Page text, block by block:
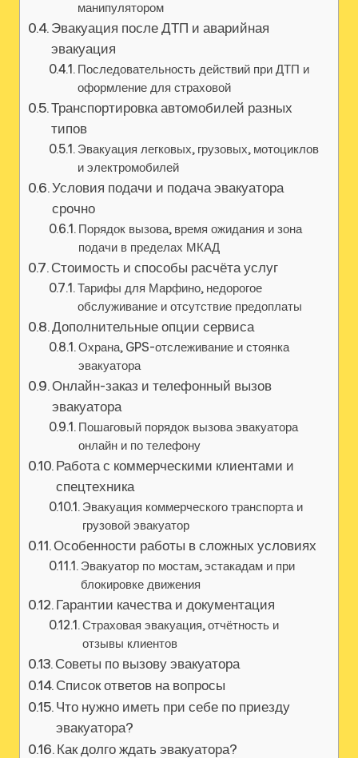
манипулятором
Эвакуация после ДТП и аварийная
эвакуация
Последовательность действий при ДТП и
оформление для страховой
Транспортировка автомобилей разных
типов
Эвакуация легковых, грузовых, мотоциклов
и электромобилей
Условия подачи и подача эвакуатора
срочно
Порядок вызова, время ожидания и зона
подачи в пределах МКАД
Стоимость и способы расчёта услуг
Тарифы для Марфино, недорогое
обслуживание и отсутствие предоплаты
Дополнительные опции сервиса
Охрана, GPS-отслеживание и стоянка
эвакуатора
Онлайн-заказ и телефонный вызов
эвакуатора
Пошаговый порядок вызова эвакуатора
онлайн и по телефону
Работа с коммерческими клиентами и
спецтехника
Эвакуация коммерческого транспорта и
грузовой эвакуатор
Особенности работы в сложных условиях
Эвакуатор по мостам, эстакадам и при
блокировке движения
Гарантии качества и документация
Страховая эвакуация, отчётность и
отзывы клиентов
Советы по вызову эвакуатора
Список ответов на вопросы
Что нужно иметь при себе по приезду
эвакуатора?
Как долго ждать эвакуатора?